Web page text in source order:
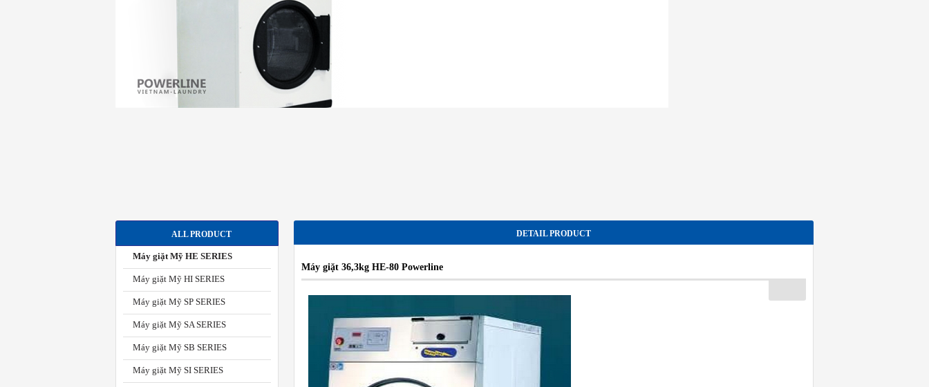
ALL PRODUCT
Máy giặt Mỹ HE SERIES
Máy giặt Mỹ HI SERIES
Máy giặt Mỹ SP SERIES
Máy giặt Mỹ SA SERIES
Máy giặt Mỹ SB SERIES
Máy giặt Mỹ SI SERIES
DETAIL PRODUCT
Máy giặt 36,3kg HE-80 Powerline